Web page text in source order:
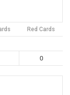
Red Cards
0